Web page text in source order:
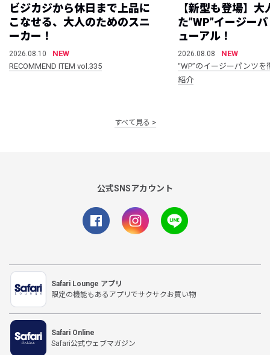
ビジカジから休日まで上品に
こなせる、大人のためのスニ
ーカー！
2026.08.10
NEW
RECOMMEND ITEM vol.335
【新型も登場】大
た”WP”イージー
ューアル！
2026.08.08
NEW
“WP”のイージーパンツ
紹介
すべて見る
公式SNSアカウント
Safari Lounge アプリ
限定の機能もあるアプリでサクサクお買い物
Safari Online
Safari公式ウェブマガジン